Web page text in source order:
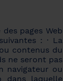
pages Web
: · La
contenus du
ne seront pas
navigateur ou
dans laquelle